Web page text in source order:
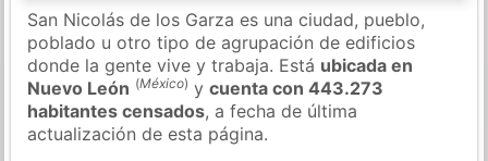
San Nicolás de los Garza es una ciudad, pueblo,
poblado u otro tipo de agrupación de edificios
donde la gente vive y trabaja. Está ubicada en
Nuevo León (México) ycuenta con 443.273
habitantes censados, a fecha de última
actualización de esta página.